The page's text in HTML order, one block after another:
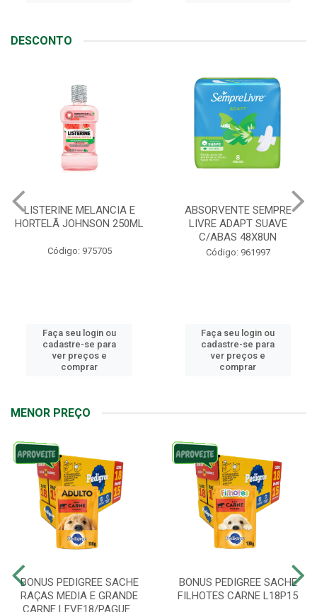
DESCONTO
ABSORVENTE SEMPRE
LIVRE ADAPT SUAVE
Código: 961997
Faça seu login ou
cadastre-se para
ver preços e
comprar
JOHNSON BABY SABONETE
REGULAR 80G
Código: 90408
Faça seu login ou
cadastre-se para
ver preços e
comprar
MENOR PREÇO
BONUS PEDIGREE SACHE
RAÇAS MEDIA E GRANDE
CARNE LEVE18/PAGUE...
BONUS PEDIGREE SACHE
FILHOTES CARNE L18P15